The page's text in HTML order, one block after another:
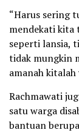
“Harus sering
mendekati kita
seperti lansia,
tidak mungkin
amanah kitalah
Rachmawati
satu warga
bantuan